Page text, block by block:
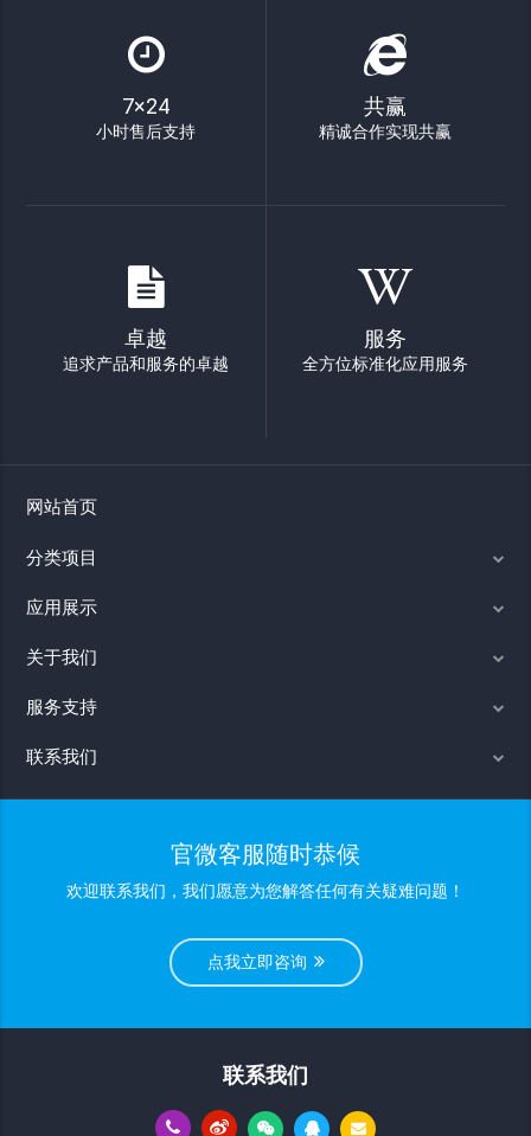
7×24
小时售后支持
共赢
精诚合作实现共赢
卓越
追求产品和服务的卓越
服务
全方位标准化应用服务
网站首页
分类项目
应用展示
关于我们
服务支持
联系我们
官微客服随时恭候
欢迎联系我们，我们愿意为您解答任何有关疑难问题！
点我立即咨询
联系我们